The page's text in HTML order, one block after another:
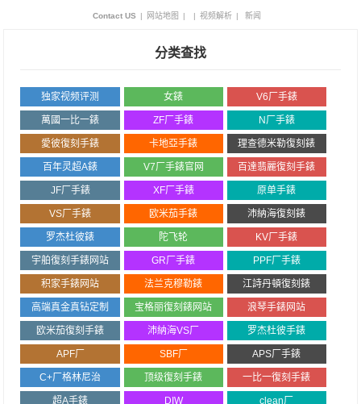
Contact US | 网站地图 | | 视频解析 | 新闻
分类查找
独家视频评测 女錶 V6厂手錶
萬國一比一錶 ZF厂手錶 N厂手錶
愛彼復刻手錶 卡地亞手錶 理查德米勒復刻錶
百年灵超A錶 V7厂手錶官网 百達翡麗復刻手錶
JF厂手錶 XF厂手錶 原单手錶
VS厂手錶 欧米茄手錶 沛納海復刻錶
罗杰杜彼錶 陀飞轮 KV厂手錶
宇舶復刻手錶网站 GR厂手錶 PPF厂手錶
积家手錶网站 法兰克穆勒錶 江詩丹頓復刻錶
高端真金真钻定制 宝格丽復刻錶网站 浪琴手錶网站
欧米茄復刻手錶 沛納海VS厂 罗杰杜彼手錶
APF厂 SBF厂 APS厂手錶
C+厂格林尼治 顶级復刻手錶 一比一復刻手錶
超A手錶 DIW clean厂